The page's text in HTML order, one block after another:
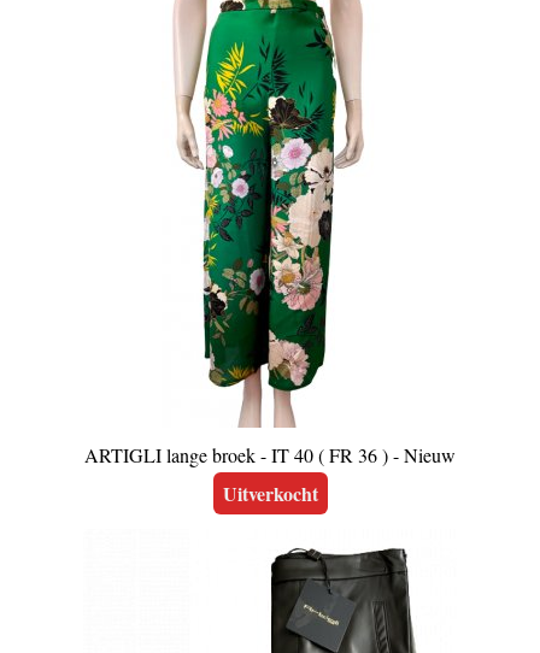
ARTIGLI lange broek - IT 40 ( FR 36 ) - Nieuw
Uitverkocht